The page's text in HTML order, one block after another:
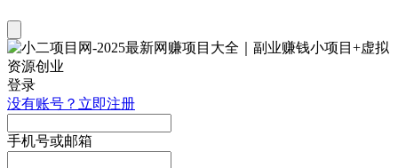
登录
没有账号？立即注册
手机号或邮箱